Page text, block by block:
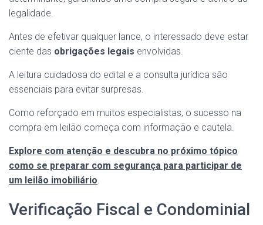
legalidade.
Antes de efetivar qualquer lance, o interessado deve estar
ciente das obrigações legais envolvidas.
A leitura cuidadosa do edital e a consulta jurídica são
essenciais para evitar surpresas.
Como reforçado em muitos especialistas, o sucesso na
compra em leilão começa com informação e cautela.
Explore com atenção e descubra no próximo tópico
como se preparar com segurança para participar de
um leilão imobiliário.
Verificação Fiscal e Condominial